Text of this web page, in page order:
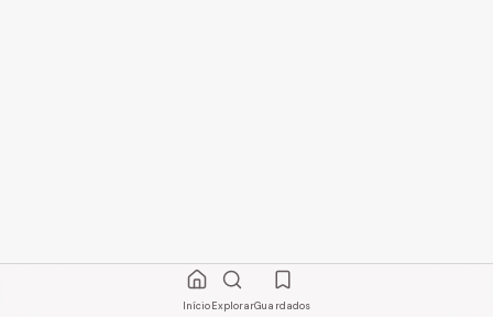
InícioExplorarGuardados